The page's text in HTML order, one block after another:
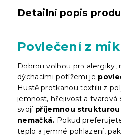
Detailní popis
Povlečení z
Dobrou volbou pro alergiky,
dýchacími potížemi je
Hustě protkanou textilii z
jemnost, hřejivost a tvarová
svojí příjemnou
nemačká. Pokud
teplo a jemné pohlazení,